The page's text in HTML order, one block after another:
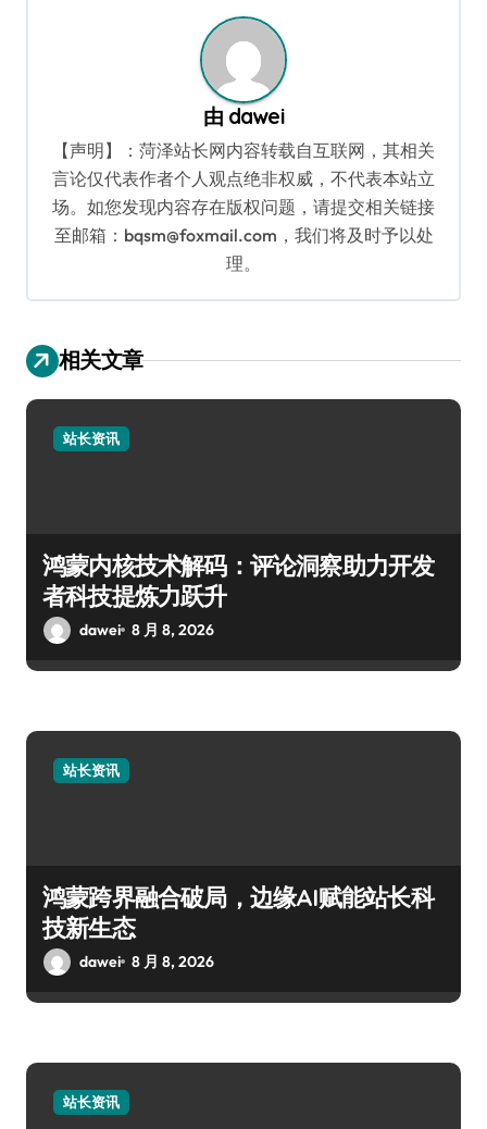
由 dawei
【声明】：菏泽站长网内容转载自互联网，其相关
言论仅代表作者个人观点绝非权威，不代表本站立
场。如您发现内容存在版权问题，请提交相关链接
至邮箱：bqsm@foxmail.com，我们将及时予以处
理。
相关文章
站长资讯
鸿蒙内核技术解码：评论洞察助力开发
者科技提炼力跃升
dawei 8 月 8, 2026
站长资讯
鸿蒙跨界融合破局，边缘AI赋能站长科
技新生态
dawei 8 月 8, 2026
站长资讯